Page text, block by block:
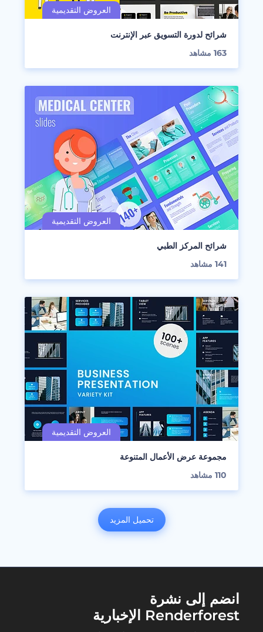
شرائح لدورة التسويق عبر الإنترنت
163 مشاهد
شرائح المركز الطبي
141 مشاهد
مجموعة عرض الأعمال المتنوعة
110 مشاهد
تحميل المزيد
انضم إلى نشرة
Renderforest الإخبارية